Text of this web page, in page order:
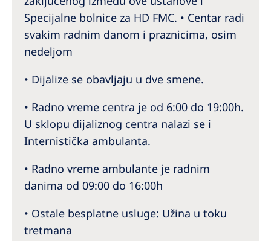
Specijalne bolnice za HD FMC. • Centar radi
svakim radnim danom i praznicima, osim
nedeljom
• Dijalize se obavljaju u dve smene.
• Radno vreme centra je od 6:00 do 19:00h.
U sklopu dijaliznog centra nalazi se i
Internistička ambulanta.
• Radno vreme ambulante je radnim
danima od 09:00 do 16:00h
• Ostale besplatne usluge: Užina u toku
tretmana